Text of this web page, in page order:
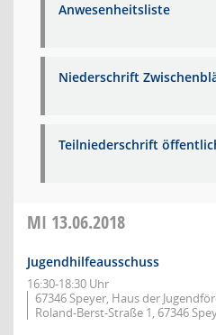
Anwesenheitsliste
Niederschrift
Teilniederschrift
MI 13.06.2018
Jugendhilfeausschuss
16:30-18:30 Uhr
67346 Speyer, Haus der
Roland-Berst-Straße 1, 67346